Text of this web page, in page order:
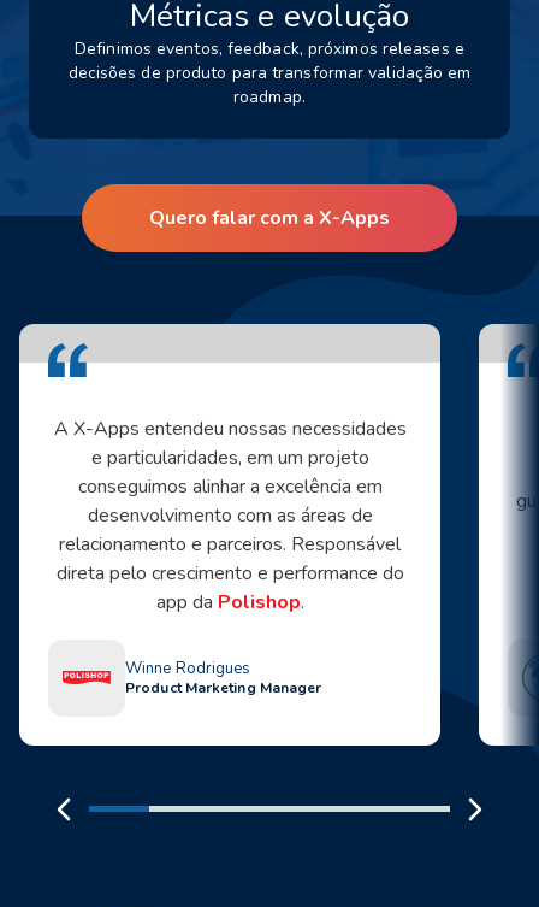
Métricas e evolução
Definimos eventos, feedback, próximos releases e
decisões de produto para transformar validação em
roadmap.
Quero falar com a X-Apps
A X-Apps entendeu nossas necessidades
e particularidades, em um projeto
conseguimos alinhar a excelência em
desenvolvimento com as áreas de
relacionamento e parceiros. Responsável
direta pelo crescimento e performance do
app da Polishop.
Winne Rodrigues
Product Marketing Manager